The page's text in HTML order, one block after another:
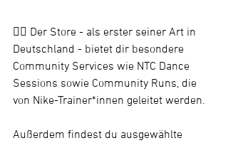
👉🏼 Der Store - als erster seiner Art in
Deutschland - bietet dir besondere
Community Services wie NTC Dance
Sessions sowie Community Runs, die
von Nike-Trainer*innen geleitet werden.
Außerdem findest du ausgewählte